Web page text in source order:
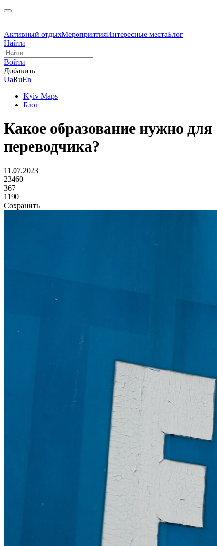
Активный отдыхМероприятияИнтересные местаБлог
Найти
Войти
Добавить
UaRuEn
Kyiv Maps
Блог
Какое образование нужно для
переводчика?
11.07.2023
23460
367
1190
Сохранить